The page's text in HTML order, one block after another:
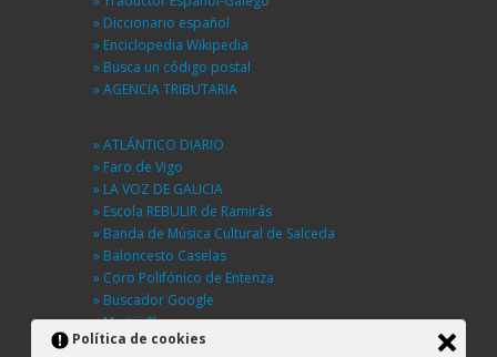
» Diccionario español
» Enciclopedia Wikipedia
» Busca un código postal
» AGENCIA TRIBUTARIA
» ATLÁNTICO DIARIO
» Faro de Vigo
» LA VOZ DE GALICIA
» Escola REBULIR de Ramirás
» Banda de Música Cultural de Salceda
» Baloncesto Caselas
» Coro Polifónico de Entenza
» Buscador Google
» Martin Sheen
» BUSCA UNHA RÚA
Política de cookies